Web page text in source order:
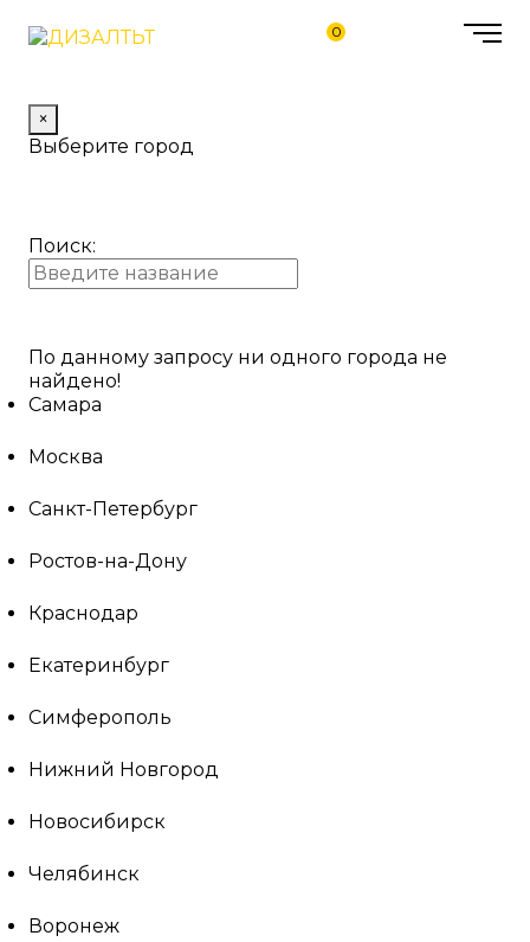
0
×
Выберите город
Поиск:
По данному запросу ни одного города не
найдено!
Самара
Москва
Санкт-Петербург
Ростов-на-Дону
Краснодар
Екатеринбург
Симферополь
Нижний Новгород
Новосибирск
Челябинск
Воронеж